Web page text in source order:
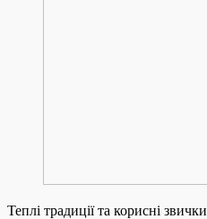
Теплі традиції та корисні звички